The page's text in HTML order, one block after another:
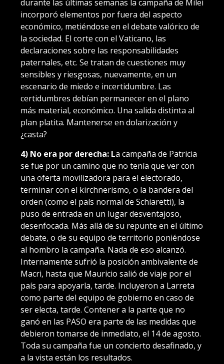
durante las últimas semanas la campaña de Milei
incorporó elementos por fuera del aspecto
económico, metiéndose en el debate valórico de
la sociedad. El corte con el Vaticano, las
declaraciones sobre las responsabilidades
paternales, etc. Se tratan de cuestiones muy
sensibles y riesgosas, nuevamente, en un
escenario de miedo e incertidumbre. Las
certidumbres debían permanecer en el plano
más material, económico. Una salida distinta al
plan platita. Mantenerse en dolarización y
¿casta?
4) No era por derecha: La campaña de Patricia
se fue por un camino que no tenía que ver con
una oferta movilizadora para el electorado,
terminar con el kirchnerismo, o la bandera del
orden (como el país normal de Schiaretti), la
puso de entrada en un lugar desventajoso,
desenfocada. Más allá de su repunte en el último
debate, o de su equipo de territorio poniéndose
al hombro la campaña. Nada de eso alcanzó.
Internamente sufrió la posición ambivalente de
Macri, hasta que Mauricio salió de viaje por el
país para apoyarla, tarde. Incluyeron a Larreta
como parte del equipo de gobierno en caso de
ser electa, tarde. Contener a la parte que no
ganó en las PASO era parte de las medidas que
debieron tomarse de inmediato, el 14 de agosto.
Toda su campaña fue un concierto desafinado, y
a la vista están los resultados.